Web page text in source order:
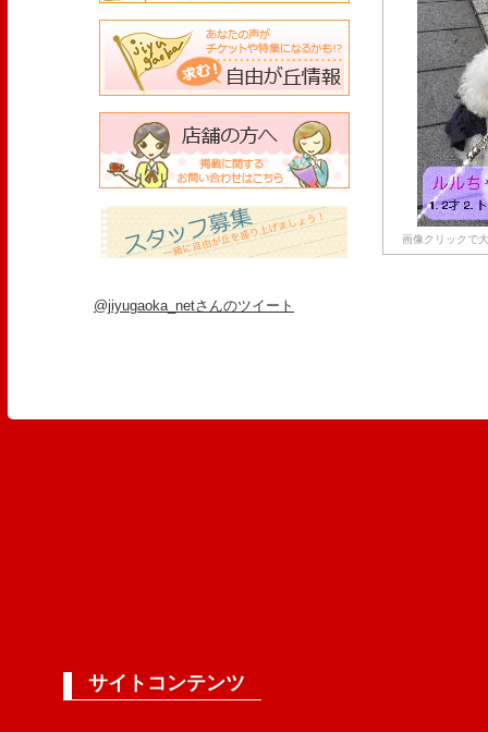
画像クリックで
@jiyugaoka_netさんのツイート
サイトコンテンツ